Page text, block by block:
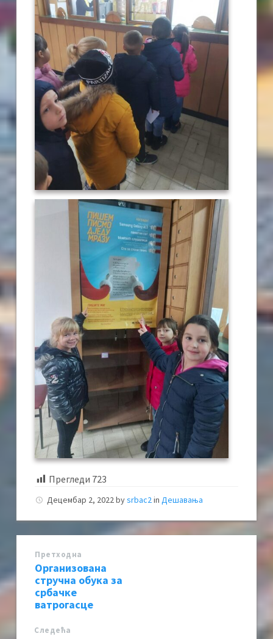
Прегледи 723
Децембар 2, 2022bysrbac2in Дешавања
Претходна
Организована
стручна обука за
србачке
ватрогасце
Следећa